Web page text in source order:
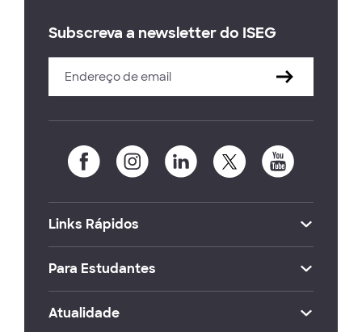
Subscreva a newsletter do ISEG
Links Rápidos
Para Estudantes
Atualidade